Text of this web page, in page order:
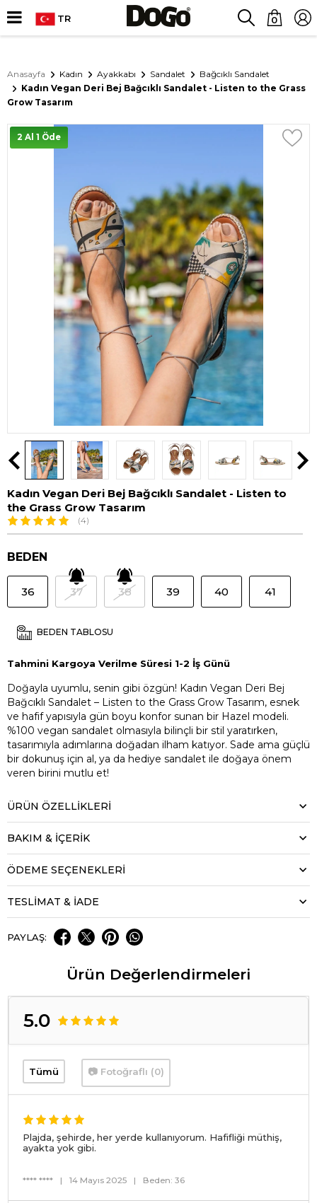
TR 0
Anasayfa Kadın Ayakkabı Sandalet
Bağcıklı Sandalet
Kadın Vegan Deri Bej Bağcıklı Sandalet - Listen to the Grass
Grow Tasarım
2 Al 1 Öde
Kadın Vegan Deri Bej Bağcıklı Sandalet - Listen to
the Grass Grow Tasarım
(4)
BEDEN
36 37 38 39 40 41
BEDEN TABLOSU
Tahmini Kargoya Verilme Süresi 1-2 İş Günü
Doğayla uyumlu, senin gibi özgün! Kadın Vegan Deri Bej
Bağcıklı Sandalet – Listen to the Grass Grow Tasarım, esnek
ve hafif yapısıyla gün boyu konfor sunan bir Hazel modeli.
%100 vegan sandalet olmasıyla bilinçli bir stil yaratırken,
tasarımıyla adımlarına doğadan ilham katıyor. Sade ama güçlü
bir dokunuş için al, ya da hediye sandalet ile doğaya önem
veren birini mutlu et!
ÜRÜN ÖZELLIKLERI
BAKIM & İÇERİK
ÖDEME SEÇENEKLERI
TESLİMAT & İADE
PAYLAŞ:
Ürün Değerlendirmeleri
5.0
Tümü 📷 Fotoğraflı (0)
Plajda, şehirde, her yerde kullanıyorum. Hafifliği müthiş,
ayakta yok gibi.
**** **** | 14 Mayıs 2025 | Beden: 36